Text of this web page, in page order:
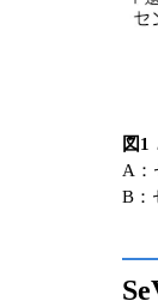
図1
A：
B：